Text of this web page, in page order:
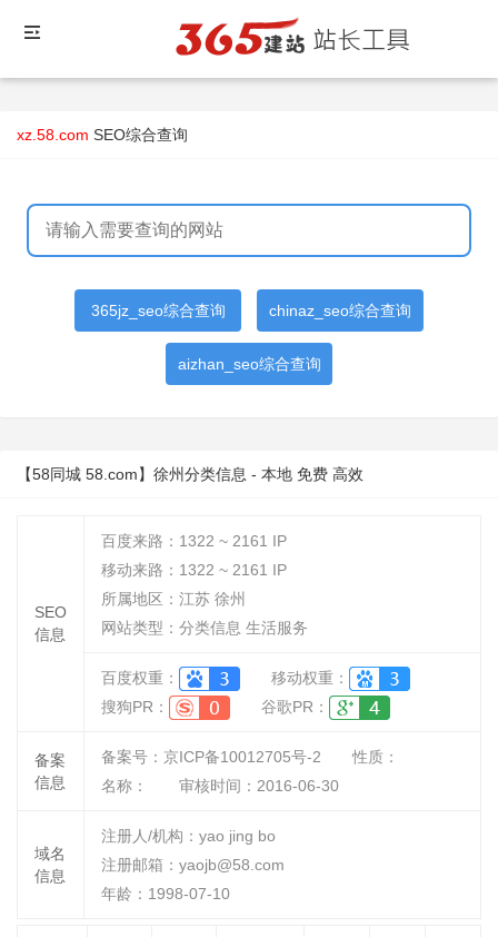
xz.58.com SEO综合查询
365jz_seo综合查询 chinaz_seo综合查询
aizhan_seo综合查询
【58同城 58.com】徐州分类信息 - 本地 免费 高效
SEO
信息
百度来路： 1322 ~ 2161 IP
移动来路： 1322 ~ 2161 IP
所属地区：江苏 徐州
网站类型：分类信息 生活服务
百度权重：
移动权重：
搜狗PR：
谷歌PR：
备案
信息
备案号：京ICP备10012705号-2
性质：
名称：
审核时间： 2016-06-30
域名
信息
注册人/机构：yao jing bo
注册邮箱：yaojb@58.com
年龄：1998-07-10